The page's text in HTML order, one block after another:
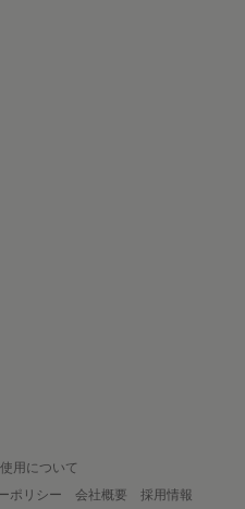
用について
ポリシー 会社概要
採用情報